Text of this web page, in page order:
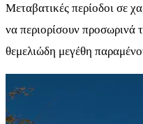
Μεταβατικές περίοδοι σε
να περιορίσουν προσωρινά
θεμελιώδη μεγέθη